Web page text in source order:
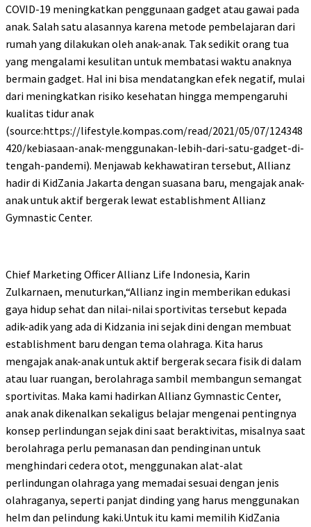
COVID-19 meningkatkan penggunaan gadget atau gawai pada
anak. Salah satu alasannya karena metode pembelajaran dari
rumah yang dilakukan oleh anak-anak. Tak sedikit orang tua
yang mengalami kesulitan untuk membatasi waktu anaknya
bermain gadget. Hal ini bisa mendatangkan efek negatif, mulai
dari meningkatkan risiko kesehatan hingga mempengaruhi
kualitas tidur anak
(source:https://lifestyle.kompas.com/read/2021/05/07/124348
420/kebiasaan-anak-menggunakan-lebih-dari-satu-gadget-di-
tengah-pandemi). Menjawab kekhawatiran tersebut, Allianz
hadir di KidZania Jakarta dengan suasana baru, mengajak anak-
anak untuk aktif bergerak lewat establishment Allianz
Gymnastic Center.
Chief Marketing Officer Allianz Life Indonesia, Karin
Zulkarnaen, menuturkan,“Allianz ingin memberikan edukasi
gaya hidup sehat dan nilai-nilai sportivitas tersebut kepada
adik-adik yang ada di Kidzania ini sejak dini dengan membuat
establishment baru dengan tema olahraga. Kita harus
mengajak anak-anak untuk aktif bergerak secara fisik di dalam
atau luar ruangan, berolahraga sambil membangun semangat
sportivitas. Maka kami hadirkan Allianz Gymnastic Center,
anak anak dikenalkan sekaligus belajar mengenai pentingnya
konsep perlindungan sejak dini saat beraktivitas, misalnya saat
berolahraga perlu pemanasan dan pendinginan untuk
menghindari cedera otot, menggunakan alat-alat
perlindungan olahraga yang memadai sesuai dengan jenis
olahraganya, seperti panjat dinding yang harus menggunakan
helm dan pelindung kaki.Untuk itu kami memilih KidZania